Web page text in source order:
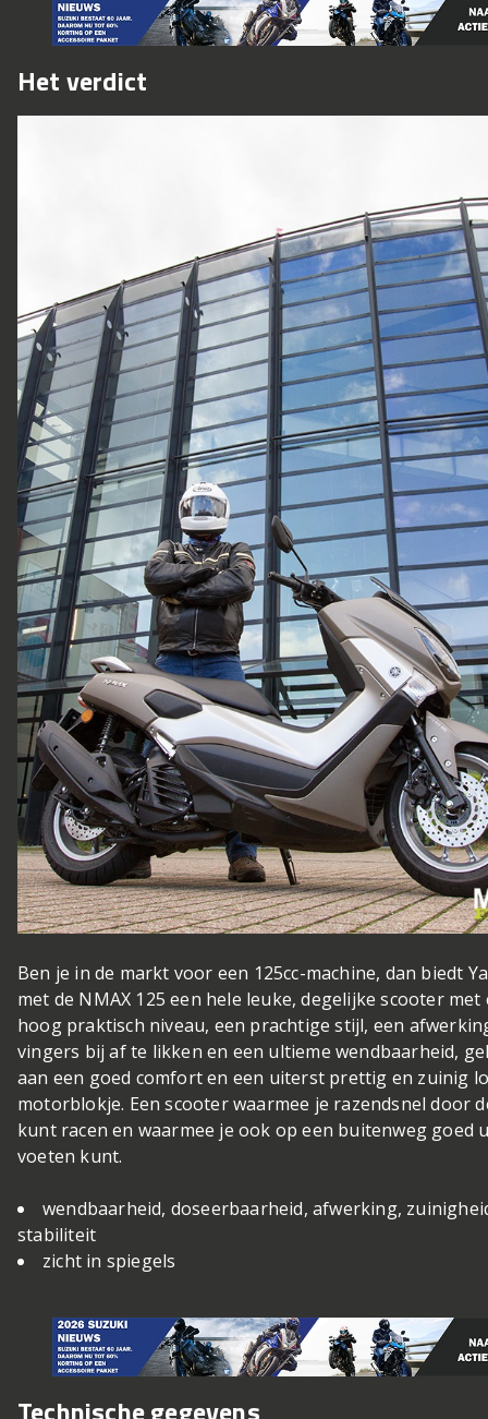
Het verdict
Ben je in de markt voor een 125cc-machine, dan biedt
met de NMAX 125 een hele leuke, degelijke scooter met
hoog praktisch niveau, een prachtige stijl, een
vingers bij af te likken en een ultieme wendbaarheid,
aan een goed comfort en een uiterst prettig en zuinig
motorblokje. Een scooter waarmee je razendsnel door
kunt racen en waarmee je ook op een buitenweg goed
voeten kunt.
wendbaarheid, doseerbaarheid, afwerking,
stabiliteit
zicht in spiegels